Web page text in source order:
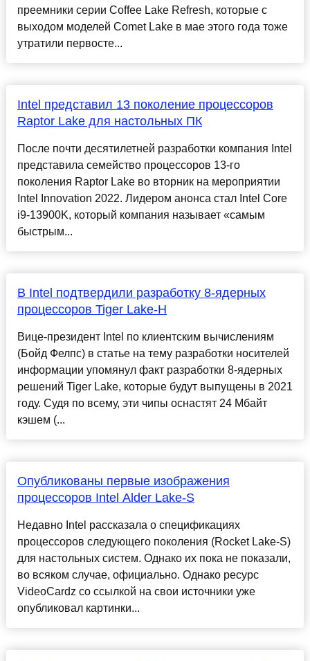
преемники серии Coffee Lake Refresh, которые с
выходом моделей Comet Lake в мае этого года тоже
утратили первосте...
Intel представил 13 поколение процессоров
Raptor Lake для настольных ПК
После почти десятилетней разработки компания Intel
представила семейство процессоров 13-го
поколения Raptor Lake во вторник на мероприятии
Intel Innovation 2022. Лидером анонса стал Intel Core
i9-13900K, который компания называет «самым
быстрым...
В Intel подтвердили разработку 8-ядерных
процессоров Tiger Lake-H
Вице-президент Intel по клиентским вычислениям
(Бойд Фелпс) в статье на тему разработки носителей
информации упомянул факт разработки 8-ядерных
решений Tiger Lake, которые будут выпущены в 2021
году. Судя по всему, эти чипы оснастят 24 Мбайт
кэшем (...
Опубликованы первые изображения
процессоров Intel Alder Lake-S
Недавно Intel рассказала о спецификациях
процессоров следующего поколения (Rocket Lake-S)
для настольных систем. Однако их пока не показали,
во всяком случае, официально. Однако ресурс
VideoCardz со ссылкой на свои источники уже
опубликовал картинки...